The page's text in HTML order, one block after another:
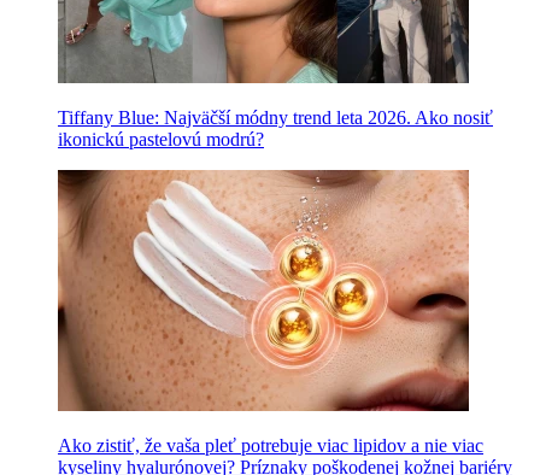
Tiffany Blue: Najväčší módny trend leta 2026. Ako nosiť
ikonickú pastelovú modrú?
Ako zistiť, že vaša pleť potrebuje viac lipidov a nie viac
kyseliny hyalurónovej? Príznaky poškodenej kožnej bariéry